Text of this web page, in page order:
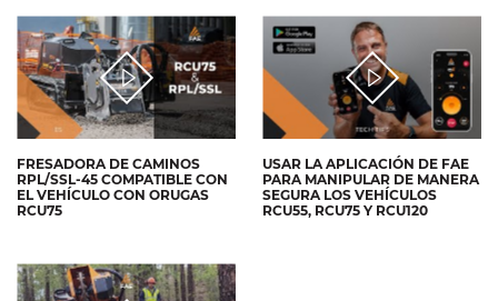
FRESADORA DE CAMINOS
RPL/SSL-45 COMPATIBLE CON
EL VEHÍCULO CON ORUGAS
RCU75
USAR LA APLICACIÓN DE FAE
PARA MANIPULAR DE MANERA
SEGURA LOS VEHÍCULOS
RCU55, RCU75 Y RCU120